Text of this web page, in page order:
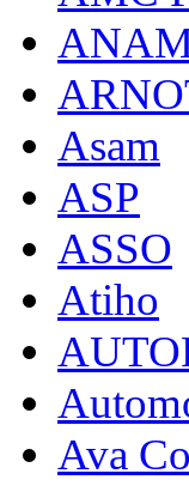
Asam
ASP
ASSO
Atiho
Ava